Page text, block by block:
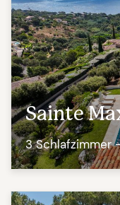
Sainte
3 Schlafzimmer